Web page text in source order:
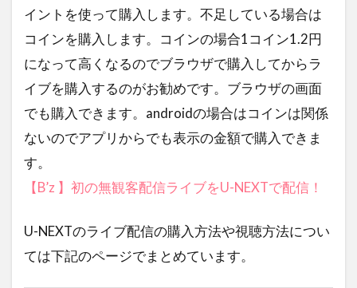
イントを使って購入します。不足している場合は
コインを購入します。コインの場合1コイン1.2円
になって高くなるのでブラウザで購入してからラ
イブを購入するのがお勧めです。ブラウザの画面
でも購入できます。androidの場合はコインは関係
ないのでアプリからでも表示の金額で購入できま
す。
【B’z 】初の無観客配信ライブをU-NEXTで配信！
U-NEXTのライブ配信の購入方法や視聴方法につい
ては下記のページでまとめています。